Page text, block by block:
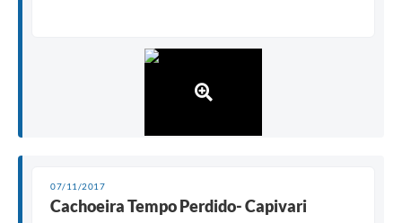
07/11/2017
Cachoeira Tempo Perdido- Capivari